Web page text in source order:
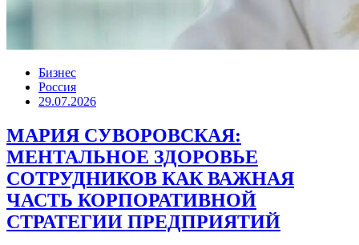
Бизнес
Россия
29.07.2026
МАРИЯ СУВОРОВСКАЯ:
МЕНТАЛЬНОЕ ЗДОРОВЬЕ
СОТРУДНИКОВ КАК ВАЖНАЯ
ЧАСТЬ КОРПОРАТИВНОЙ
СТРАТЕГИИ ПРЕДПРИЯТИЙ